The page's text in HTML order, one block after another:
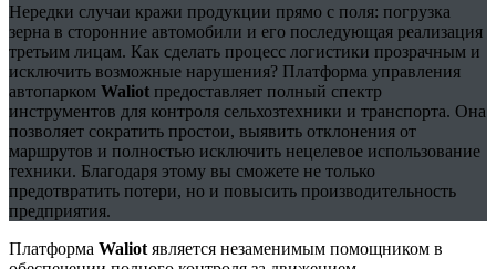
Нередки случаи кражи продукции прямо с поля: погрузка
зерна в сторонние автомобили и его последующая реализация
третьим лицам. Как сделать процесс логистики прозрачным и
исключить возможные нарушения? Платформа управления
автопарком Waliot предоставляет полный спектр
инструментов для контроля сельхозтехники и транспорта. Она
позволяет сократить простои, выявить отклонения от
маршрутов и полностью исключить нецелевое использование
техники. Благодаря этому вы сможете не только
предотвратить потери, но и повысить производительность
предприятия.
Платформа Waliot является незаменимым помощником в